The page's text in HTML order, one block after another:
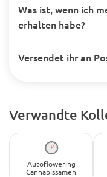
Was ist, wenn ich
erhalten habe?
Versendet ihr an
Verwandte
Autoflowering
Cannabissamen